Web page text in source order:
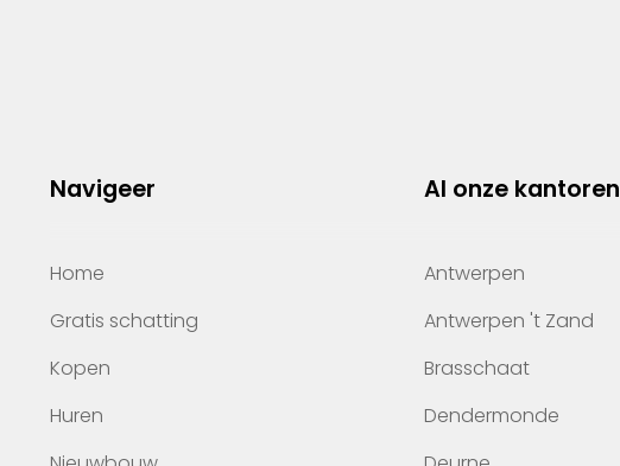
Navigeer
Home
Gratis schatting
Kopen
Huren
Al onze kantoren
Antwerpen
Antwerpen 't Zand
Brasschaat
Dendermonde